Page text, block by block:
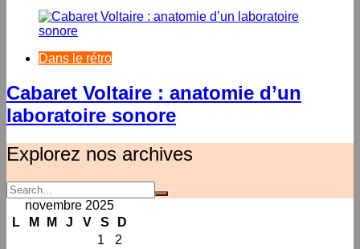
Dans le rétro
Cabaret Voltaire : anatomie d’un
laboratoire sonore
Explorez nos archives
novembre 2025
L
M M J V S
D
1
2